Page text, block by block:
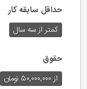
حداقل سابقه کار
کمتر از سه سال
حقوق
از ۵۰,۰۰۰,۰۰۰ تومان